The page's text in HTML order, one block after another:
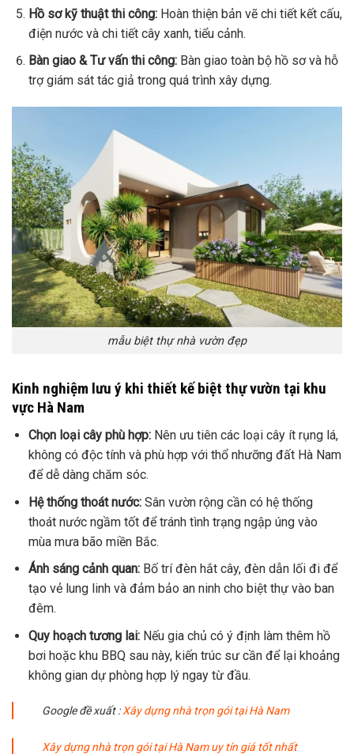
Hồ sơ kỹ thuật thi công:Hoàn thiện bản vẽ chi tiết kết cấu,
điện nước và chi tiết cây xanh, tiểu cảnh.
Bàn giao & Tư vấn thi công:Bàn giao toàn bộ hồ sơ và hỗ
trợ giám sát tác giả trong quá trình xây dựng.
mẫu biệt thự nhà vườn đẹp
Kinh nghiệm lưu ý khi thiết kế biệt thự vườn tại khu
vực Hà Nam
Chọn loại cây phù hợp:Nên ưu tiên các loại cây ít rụng lá,
không có độc tính và phù hợp với thổ nhưỡng đất Hà Nam
để dễ dàng chăm sóc.
Hệ thống thoát nước:Sân vườn rộng cần có hệ thống
thoát nước ngầm tốt để tránh tình trạng ngập úng vào
mùa mưa bão miền Bắc.
Ánh sáng cảnh quan:Bố trí đèn hắt cây, đèn dẫn lối đi để
tạo vẻ lung linh và đảm bảo an ninh cho biệt thự vào ban
đêm.
Quy hoạch tương lai:Nếu gia chủ có ý định làm thêm hồ
bơi hoặc khu BBQ sau này, kiến trúc sư cần để lại khoảng
không gian dự phòng hợp lý ngay từ đầu.
Google đề xuất :Xây dựng nhà trọn gói tại Hà Nam
Xây dựng nhà trọn gói tại Hà Nam uy tín giá tốt nhất